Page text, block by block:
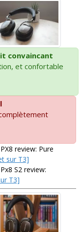
convaincant
et confortable
review: Pure
sur T3]
S2 review:
T3]